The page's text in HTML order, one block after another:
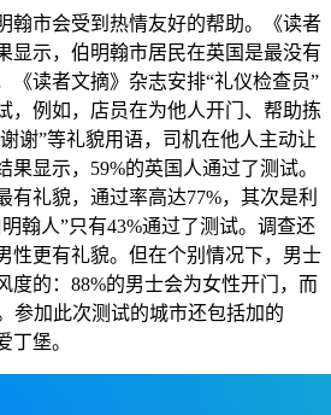
翰市会受到热情友好的帮助。《读者
显示，伯明翰市居民在英国是最没有
《读者文摘》杂志安排“礼仪检查员”
，例如，店员在为他人开门、帮助拣
谢”等礼貌用语，司机在他人主动让
果显示，59%的英国人通过了测试。
有礼貌，通过率高达77%，其次是利
翰人”只有43%通过了测试。调查还
性更有礼貌。但在个别情况下，男士
度的：88%的男士会为女性开门，而
参加此次测试的城市还包括加的
丁堡。